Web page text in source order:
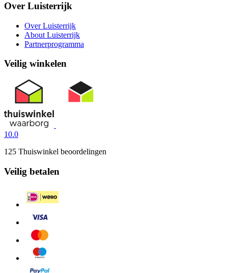
Over Luisterrijk
Over Luisterrijk
About Luisterrijk
Partnerprogramma
Veilig winkelen
10.0
125 Thuiswinkel beoordelingen
Veilig betalen